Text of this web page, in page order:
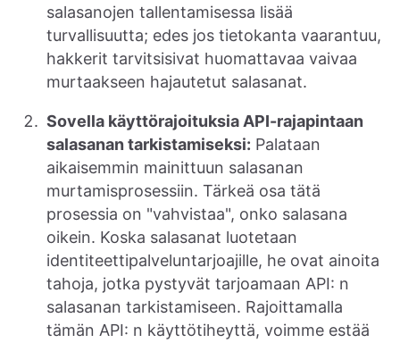
salasanojen tallentamisessa lisää
turvallisuutta; edes jos tietokanta vaarantuu,
hakkerit tarvitsisivat huomattavaa vaivaa
murtaakseen hajautetut salasanat.
Sovella käyttörajoituksia API-rajapintaan
salasanan tarkistamiseksi: Palataan
aikaisemmin mainittuun salasanan
murtamisprosessiin. Tärkeä osa tätä
prosessia on "vahvistaa", onko salasana
oikein. Koska salasanat luotetaan
identiteettipalveluntarjoajille, he ovat ainoita
tahoja, jotka pystyvät tarjoamaan API: n
salasanan tarkistamiseen. Rajoittamalla
tämän API: n käyttötiheyttä, voimme estää